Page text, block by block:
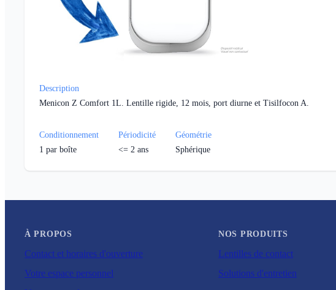
Description
Menicon Z Comfort 1L. Lentille rigide, 12 mois, port diurne et Tisilfocon A.
Conditionnement
1 par boîte
Périodicité
<= 2 ans
Géométrie
Sphérique
À PROPOS
Contact et horaires d'ouverture
Votre espace personnel
NOS PRODUITS
Lentilles de contact
Solutions d'entretien